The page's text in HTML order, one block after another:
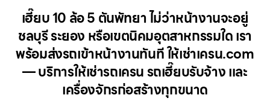
เฮี๊ยบ 10 ล้อ 5 ตันพัทยา ไม่ว่าหน้างานจะอยู่
ชลบุรี ระยอง หรือเขตนิคมอุตสาหกรรมใด เรา
พร้อมส่งรถเข้าหน้างานทันที ให้เช่าเครน.com
— บริการให้เช่ารถเครน รถเฮี๊ยบรับจ้าง และ
เครื่องจักรก่อสร้างทุกขนาด